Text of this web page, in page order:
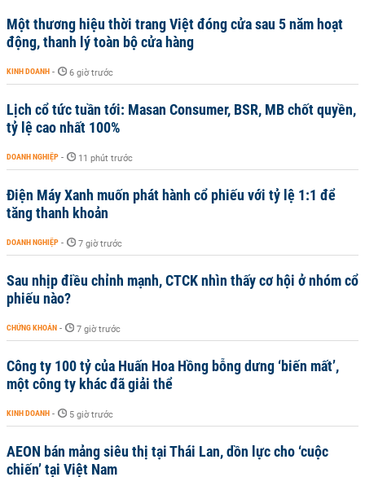
Một thương hiệu thời trang Việt đóng cửa sau 5 năm hoạt
động, thanh lý toàn bộ cửa hàng
KINH DOANH - 6 giờ trước
Lịch cổ tức tuần tới: Masan Consumer, BSR, MB chốt quyền,
tỷ lệ cao nhất 100%
DOANH NGHIỆP - 11 phút trước
Điện Máy Xanh muốn phát hành cổ phiếu với tỷ lệ 1:1 để
tăng thanh khoản
DOANH NGHIỆP - 7 giờ trước
Sau nhịp điều chỉnh mạnh, CTCK nhìn thấy cơ hội ở nhóm cổ
phiếu nào?
CHỨNG KHOÁN - 7 giờ trước
Công ty 100 tỷ của Huấn Hoa Hồng bỗng dưng ‘biến mất’,
một công ty khác đã giải thể
KINH DOANH - 5 giờ trước
AEON bán mảng siêu thị tại Thái Lan, dồn lực cho ‘cuộc
chiến’ tại Việt Nam